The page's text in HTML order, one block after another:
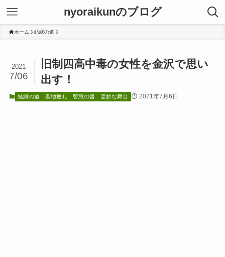
nyoraikunのブログ
ホーム 結縁の道
旧制四高中毒の女性を金沢で思い
出す！
2021
7/06
結縁の道 聖地巡礼 智慧の書 霊妙な舞台 2021年7月6日